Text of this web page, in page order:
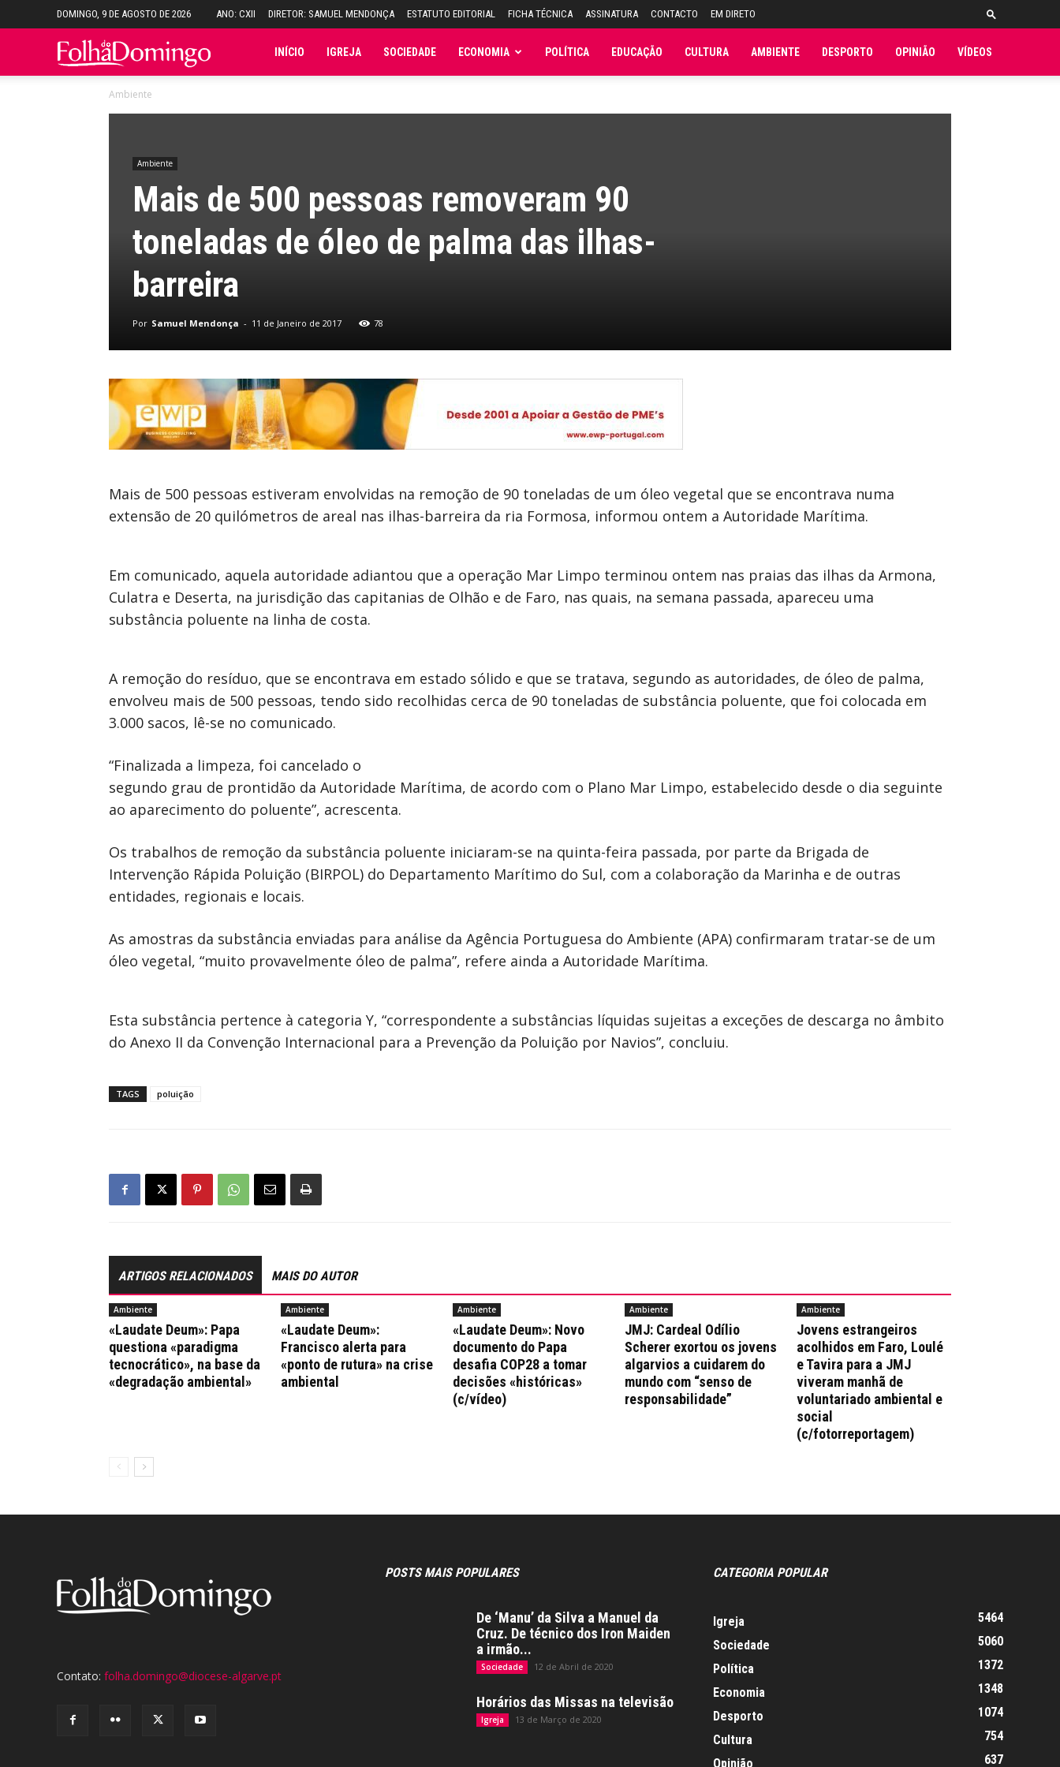
DOMINGO, 9 DE AGOSTO DE 2026 ANO: CXII DIRETOR: SAMUEL MENDONÇA ESTATUTO EDITORIAL FICHA TÉCNICA ASSINATURA CONTACTO EM DIRETO
Folha INÍCIO IGREJA SOCIEDADE ECONOMIA POLÍTICA EDUCAÇÃO CULTURA AMBIENTE DESPORTO OPINIÃO VÍDEOS
Ambiente
Ambiente
Mais de 500 pessoas removeram 90
toneladas de óleo de palma das ilhas-
barreira
Por Samuel Mendonça - 11 de Janeiro de 2017 78
Mais de 500 pessoas estiveram envolvidas na remoção de 90 toneladas de um óleo vegetal que se encontrava numa
extensão de 20 quilómetros de areal nas ilhas-barreira da ria Formosa, informou ontem a Autoridade Marítima.
Em comunicado, aquela autoridade adiantou que a operação Mar Limpo terminou ontem nas praias das ilhas da Armona,
Culatra e Deserta, na jurisdição das capitanias de Olhão e de Faro, nas quais, na semana passada, apareceu uma
substância poluente na linha de costa.
A remoção do resíduo, que se encontrava em estado sólido e que se tratava, segundo as autoridades, de óleo de palma,
envolveu mais de 500 pessoas, tendo sido recolhidas cerca de 90 toneladas de substância poluente, que foi colocada em
3.000 sacos, lê-se no comunicado.
“Finalizada a limpeza, foi cancelado o
segundo grau de prontidão da Autoridade Marítima, de acordo com o Plano Mar Limpo, estabelecido desde o dia seguinte
ao aparecimento do poluente”, acrescenta.
Os trabalhos de remoção da substância poluente iniciaram-se na quinta-feira passada, por parte da Brigada de
Intervenção Rápida Poluição (BIRPOL) do Departamento Marítimo do Sul, com a colaboração da Marinha e de outras
entidades, regionais e locais.
As amostras da substância enviadas para análise da Agência Portuguesa do Ambiente (APA) confirmaram tratar-se de um
óleo vegetal, “muito provavelmente óleo de palma”, refere ainda a Autoridade Marítima.
Esta substância pertence à categoria Y, “correspondente a substâncias líquidas sujeitas a exceções de descarga no âmbito
do Anexo II da Convenção Internacional para a Prevenção da Poluição por Navios”, concluiu.
TAGS poluição
ARTIGOS RELACIONADOS MAIS DO AUTOR
Ambiente
«Laudate Deum»: Papa
questiona «paradigma
tecnocrático», na base da
«degradação ambiental»
Ambiente
«Laudate Deum»:
Francisco alerta para
«ponto de rutura» na crise
ambiental
Ambiente
«Laudate Deum»: Novo
documento do Papa
desafia COP28 a tomar
decisões «históricas»
(c/vídeo)
Ambiente
JMJ: Cardeal Odílio
Scherer exortou os jovens
algarvios a cuidarem do
mundo com “senso de
responsabilidade”
Ambiente
Jovens estrangeiros
acolhidos em Faro, Loulé
e Tavira para a JMJ
viveram manhã de
voluntariado ambiental e
social
(c/fotorreportagem)
Contato: folha.domingo@diocese-algarve.pt
POSTS MAIS POPULARES
De ‘Manu’ da Silva a Manuel da
Cruz. De técnico dos Iron Maiden
a irmão...
Sociedade 12 de Abril de 2020
Horários das Missas na televisão
Igreja 13 de Março de 2020
CATEGORIA POPULAR
Igreja
5464
Sociedade
5060
Política
1372
Economia
1348
Desporto
1074
Cultura
754
Opinião
637